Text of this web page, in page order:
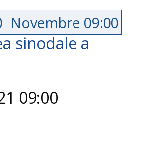
Novembre 09:00
sinodale a
09:00